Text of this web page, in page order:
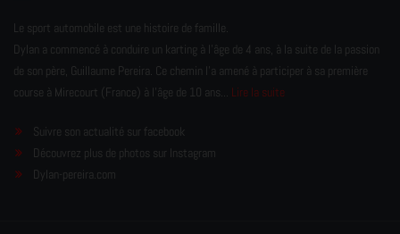
Le sport automobile est une histoire de famille.
Dylan a commencé à conduire un karting à l’âge de 4 ans, à la suite de la passion
de son père, Guillaume Pereira. Ce chemin l'a amené à participer à sa première
course à Mirecourt (France) à l'âge de 10 ans... Lire la suite
Suivre son actualité sur facebook
Découvrez plus de photos sur Instagram
Dylan-pereira.com